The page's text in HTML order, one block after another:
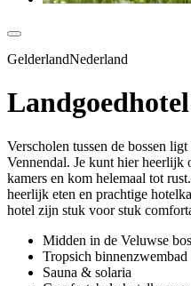
GelderlandNederland
Verscholen tussen de bossen
Vennendal. Je kunt hier heerlijk
kamers en kom helemaal tot
heerlijk eten en prachtige
hotel zijn stuk voor stuk
Midden in de Veluwse
Tropsich binnenzwembad
Sauna & solaria